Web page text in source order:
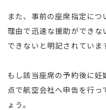
また、事前の座席指定に
理由で迅速な援助ができ
できないと明記されていま
もし該当座席の予約後に
点で航空会社へ申告を行
ょう。